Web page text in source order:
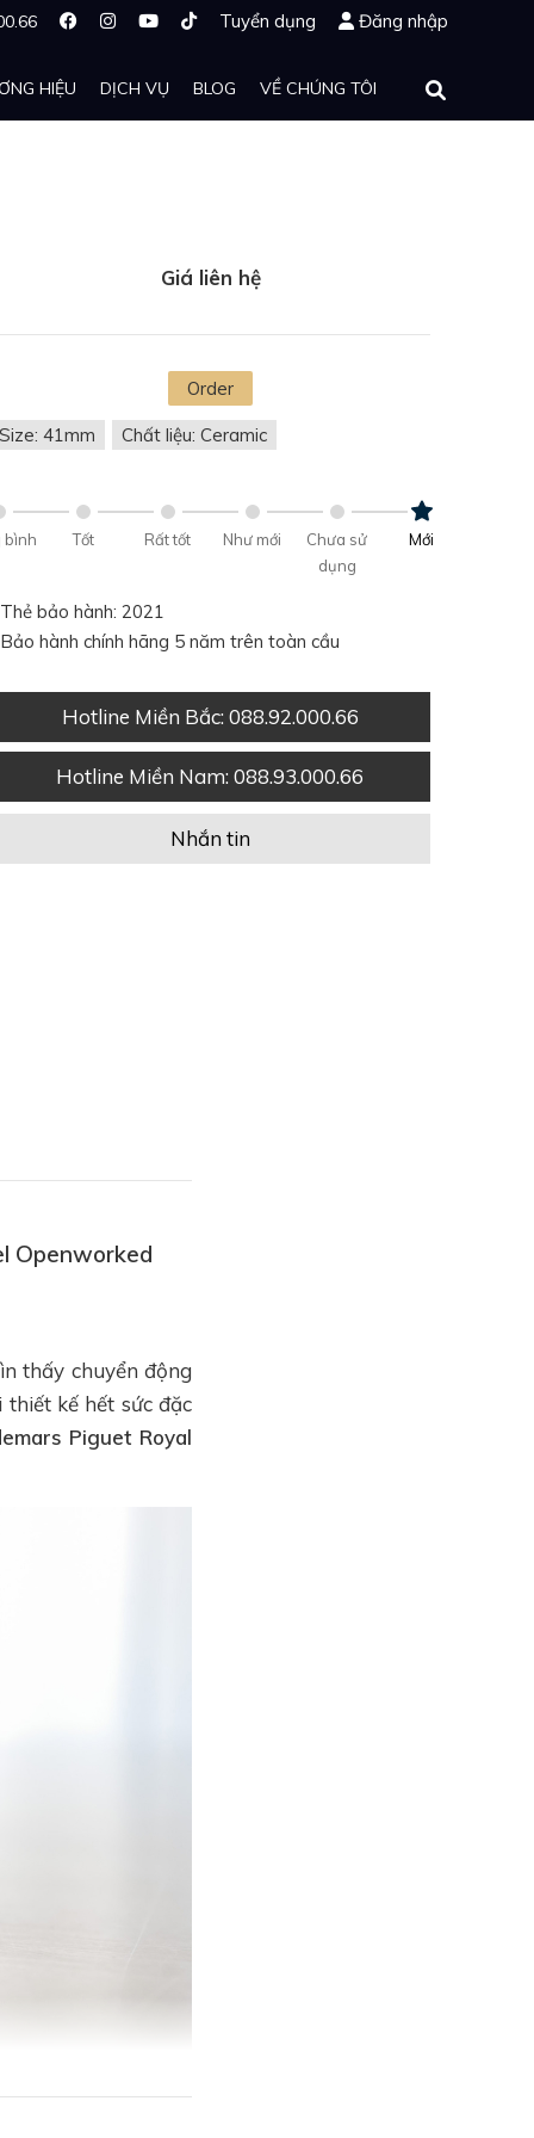
Tuyển dụng Đăng nhập
HIỆU DỊCH VỤ BLOG VỀ CHÚNG TÔI
Giá liên hệ
Order
Size: 41mm Chất liệu: Ceramic
bình Tốt Rất tốt Như mới
Chưa sử
dụng
Mới
Thẻ bảo hành: 2021
Bảo hành chính hãng 5 năm trên toàn cầu
Hotline Miền Bắc: 088.92.000.66
Hotline Miền Nam: 088.93.000.66
Nhắn tin
Openworked
thấy chuyển động
kế hết sức đặc
Piguet Royal